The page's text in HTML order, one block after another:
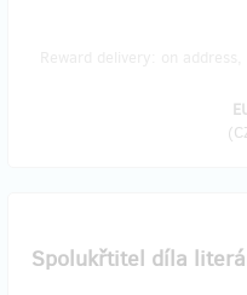
(
Spolukřtitel díla